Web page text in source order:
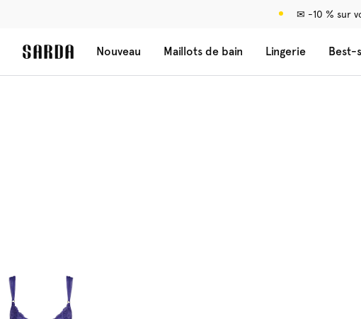
✉ -10 % sur
Nouveau Maillots de bain Lingerie Best-